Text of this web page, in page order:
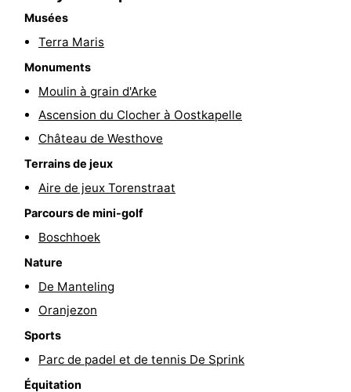
vélo
Équitation
Manèges
Terrains
golf
Peche
Sportive
Equitation
Conduite
l'anneau
manger
Événements
Pratiques
Forum
Route
Musées
Terra Maris
Monuments
Moulin à grain d'Arke
Ascension du Clocher à Oostkapelle
Château de Westhove
Terrains de jeux
Aire de jeux Torenstraat
Parcours de mini-golf
Boschhoek
Nature
De Manteling
Oranjezon
Sports
Parc de padel et de tennis De Sprink
Équitation